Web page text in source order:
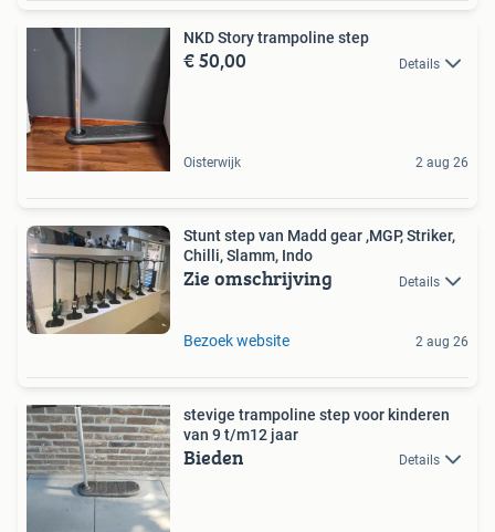
NKD Story trampoline step
€ 50,00 Details
Oisterwijk 2 aug 26
Stunt step van Madd gear ,MGP, Striker,
Chilli, Slamm, Indo
Zie omschrijving Details
Bezoek website 2 aug 26
stevige trampoline step voor kinderen
van 9 t/m12 jaar
Bieden Details